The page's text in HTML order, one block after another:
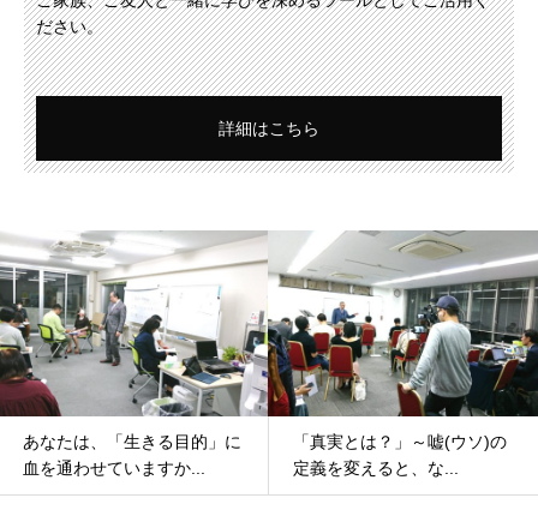
ださい。
詳細はこちら
あなたは、「生きる目的」に
血を通わせていますか...
「真実とは？」～嘘(ウソ)の
定義を変えると、な...